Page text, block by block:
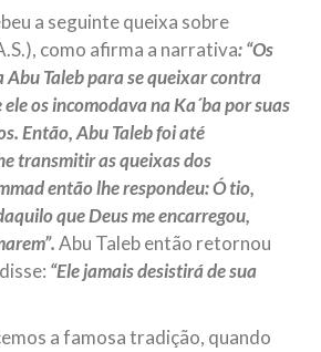
a seguinte queixa sobre
como afirma a narrativa: “Os
Taleb para se queixar contra
os incomodava na Ka´ba por suas
Então, Abu Taleb foi até
transmitir as queixas dos
então lhe respondeu: Ó tio,
que Deus me encarregou,
Abu Taleb então retornou
“Ele jamais desistirá de sua
a famosa tradição, quando